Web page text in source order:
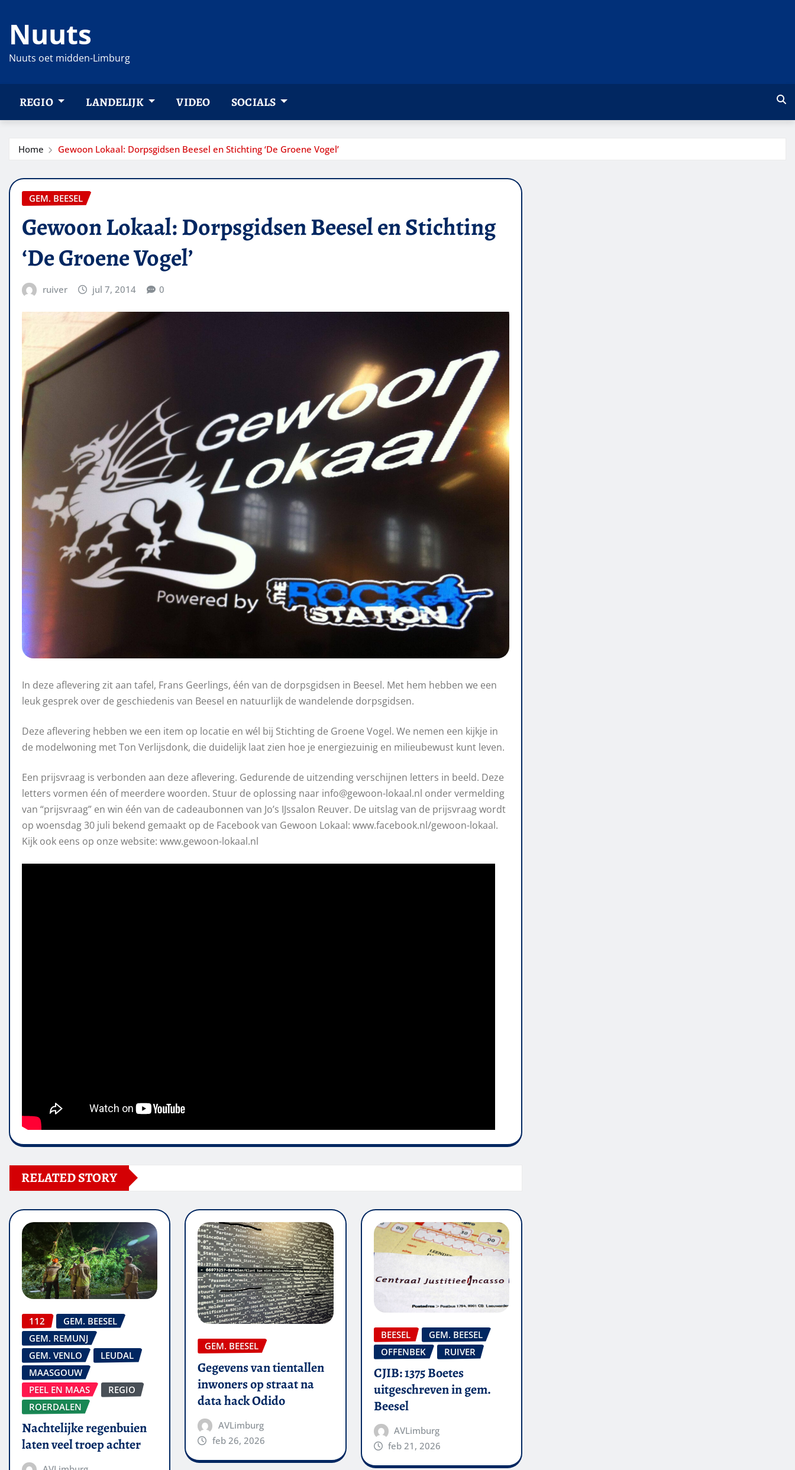
naar
inhoud
Nuuts
Nuuts oet midden-Limburg
REGIO LANDELIJK VIDEO SOCIALS
Home Gewoon Lokaal: Dorpsgidsen Beesel en Stichting ‘De Groene Vogel’
GEM. BEESEL
Gewoon Lokaal: Dorpsgidsen Beesel en Stichting
‘De Groene Vogel’
ruiver jul 7, 2014 0
In deze aflevering zit aan tafel, Frans Geerlings, één van de dorpsgidsen in Beesel. Met hem hebben we een
leuk gesprek over de geschiedenis van Beesel en natuurlijk de wandelende dorpsgidsen.
Deze aflevering hebben we een item op locatie en wél bij Stichting de Groene Vogel. We nemen een kijkje in
de modelwoning met Ton Verlijsdonk, die duidelijk laat zien hoe je energiezuinig en milieubewust kunt leven.
Een prijsvraag is verbonden aan deze aflevering. Gedurende de uitzending verschijnen letters in beeld. Deze
letters vormen één of meerdere woorden. Stuur de oplossing naar info@gewoon-lokaal.nl onder vermelding
van “prijsvraag” en win één van de cadeaubonnen van Jo’s IJssalon Reuver. De uitslag van de prijsvraag wordt
op woensdag 30 juli bekend gemaakt op de Facebook van Gewoon Lokaal: www.facebook.nl/gewoon-lokaal.
Kijk ook eens op onze website: www.gewoon-lokaal.nl
RELATED STORY
112
GEM. BEESEL
GEM. REMUNJ
GEM. VENLO
LEUDAL
MAASGOUW
PEEL EN MAAS
REGIO
ROERDALEN
Nachtelijke regenbuien
laten veel troep achter
GEM. BEESEL
Gegevens van tientallen
inwoners op straat na
data hack Odido
AVLimburg
feb 26, 2026
BEESEL
GEM. BEESEL
OFFENBEK
RUIVER
CJIB: 1375 Boetes
uitgeschreven in gem.
Beesel
AVLimburg
feb 21, 2026